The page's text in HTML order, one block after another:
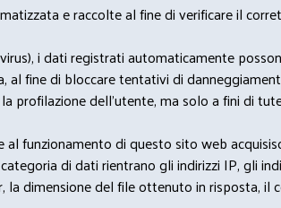
e raccolte al fine di verificare il
i dati registrati automaticamente
fine di bloccare tentativi di
profilazione dell'utente, ma solo a fini di
funzionamento di questo sito web
di dati rientrano gli indirizzi IP, gli
dimensione del file ottenuto in risposta,